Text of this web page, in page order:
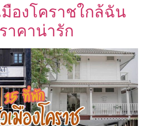
องโคราชใกล้ฉัน
าคาน่ารัก